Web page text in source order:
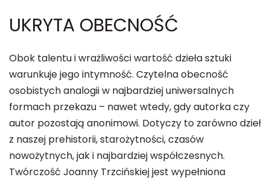
UKRYTA OBECNOŚĆ
Obok talentu i wrażliwości wartość dzieła sztuki
warunkuje jego intymność. Czytelna obecność
osobistych analogii w najbardziej uniwersalnych
formach przekazu – nawet wtedy, gdy autorka czy
autor pozostają anonimowi. Dotyczy to zarówno dzieł
z naszej prehistorii, starożytności, czasów
nowożytnych, jak i najbardziej współczesnych.
Twórczość Joanny Trzcińskiej jest wypełniona